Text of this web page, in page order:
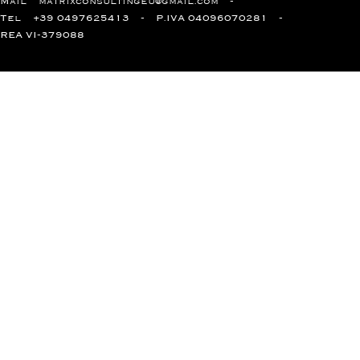
Tel +39 0497625413 P.IVA 04096070281
REA VI-379088